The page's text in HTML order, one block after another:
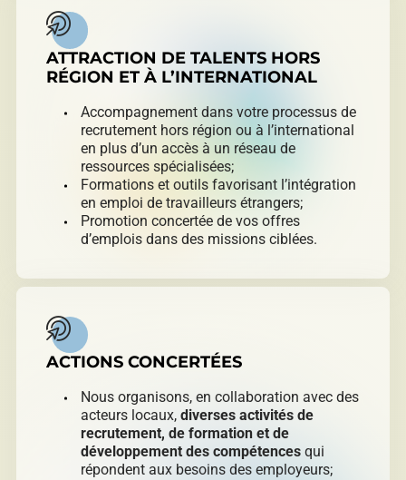
ATTRACTION DE TALENTS HORS
RÉGION ET À L’INTERNATIONAL
Accompagnement dans votre processus de
recrutement hors région ou à l’international
en plus d’un accès à un réseau de
ressources spécialisées;
Formations et outils favorisant l’intégration
en emploi de travailleurs étrangers;
Promotion concertée de vos offres
d’emplois dans des missions ciblées.
ACTIONS CONCERTÉES
Nous organisons, en collaboration avec des
acteurs locaux, diverses activités de
recrutement, de formation et de
développement des compétences qui
répondent aux besoins des employeurs;